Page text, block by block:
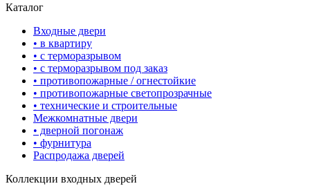
Каталог
Входные двери
• в квартиру
• с терморазрывом
• с терморазрывом под заказ
• противопожарные / огнестойкие
• противопожарные светопрозрачные
• технические и строительные
Межкомнатные двери
• дверной погонаж
• фурнитура
Распродажа дверей
Коллекции входных дверей